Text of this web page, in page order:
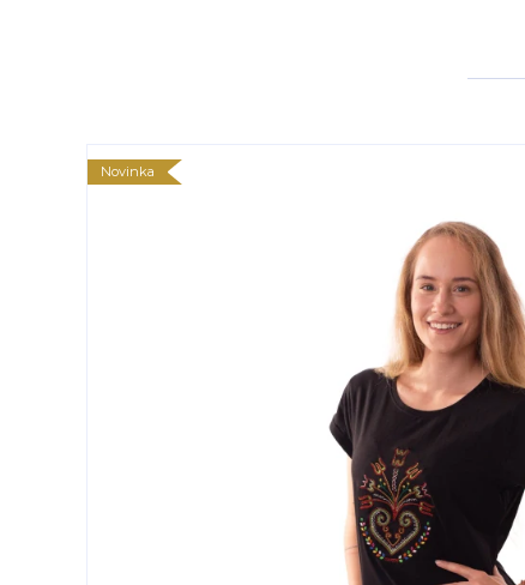
Novinka